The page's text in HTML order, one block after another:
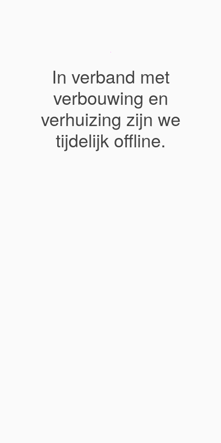
In verband met
verbouwing en
verhuizing zijn we
tijdelijk offline.